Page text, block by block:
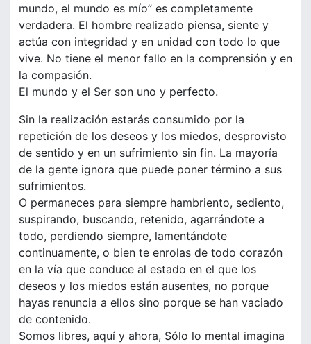
mundo, el mundo es mío” es completamente
verdadera. El hombre realizado piensa, siente y
actúa con integridad y en unidad con todo lo que
vive. No tiene el menor fallo en la comprensión y en
la compasión.
El mundo y el Ser son uno y perfecto.
Sin la realización estarás consumido por la
repetición de los deseos y los miedos, desprovisto
de sentido y en un sufrimiento sin fin. La mayoría
de la gente ignora que puede poner término a sus
sufrimientos.
O permaneces para siempre hambriento, sediento,
suspirando, buscando, retenido, agarrándote a
todo, perdiendo siempre, lamentándote
continuamente, o bien te enrolas de todo corazón
en la vía que conduce al estado en el que los
deseos y los miedos están ausentes, no porque
hayas renuncia a ellos sino porque se han vaciado
de contenido.
Somos libres, aquí y ahora, Sólo lo mental imagina